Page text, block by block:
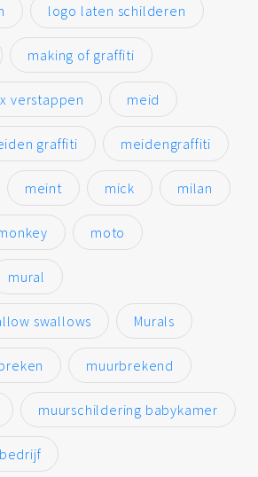
logo laten schilderen
making of graffiti
verstappen meid
graffiti meidengraffiti
meint mick milan
moto
mural
swallows Murals
muurbrekend
muurschildering babykamer